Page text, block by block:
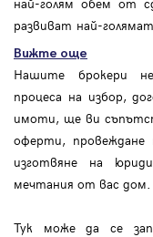
развиват най-
Вижте още
Нашите брокери
процеса на избор,
имоти, ще ви
оферти, провеждане
изготвяне на
мечтания от вас дом.
Тук може да се